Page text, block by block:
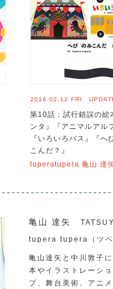
2016.02.12 FRI
第10話：試行錯誤の絵
ンタ』『アニマルアル
『いろいろバス』『
こんだ？』
tuperatupera 亀山 達
亀山 達矢
tupera tupera（ツペ
亀山達矢と中川敦子
本やイラストレーシ
プ、舞台美術、アニ